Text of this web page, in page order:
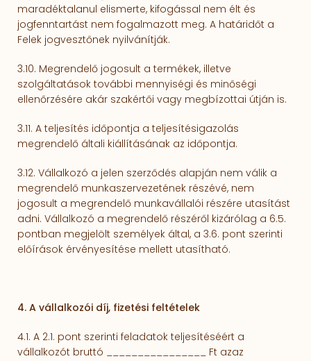
maradéktalanul elismerte, kifogással nem élt és
jogfenntartást nem fogalmazott meg. A határidőt a
Felek jogvesztőnek nyilvánítják.
3.10. Megrendelő jogosult a termékek, illetve
szolgáltatások további mennyiségi és minőségi
ellenőrzésére akár szakértői vagy megbízottai útján is.
3.11. A teljesítés időpontja a tel­jesí­tésigazolás
megrendelő általi kiállításának az időpontja.
3.12. Vállalkozó a jelen szerződés alapján nem válik a
megrendelő munkaszervezetének részévé, nem
jogosult a megrendelő munkavállalói részére utasítást
adni. Vállalkozó a megrendelő részéről ki­zárólag a 6.5.
pontban megjelölt személyek által, a 3.6. pont szerinti
előírások érvényesítése mel­lett utasítha­tó.
4. A vállalkozói díj, fizetési feltételek
4.1. A 2.1. pont szerinti feladatok teljesítéséért a
vállalkozót bruttó ________________ Ft azaz